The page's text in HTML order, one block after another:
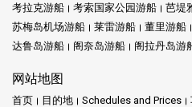
考拉克游船
考索国家公园游船 芭堤
苏梅岛机场游船
莱雷游船 董里游船
达鲁岛游船
阁奈岛游船 阁拉丹岛游
网站地图
首页 目的地 Schedules and Prices